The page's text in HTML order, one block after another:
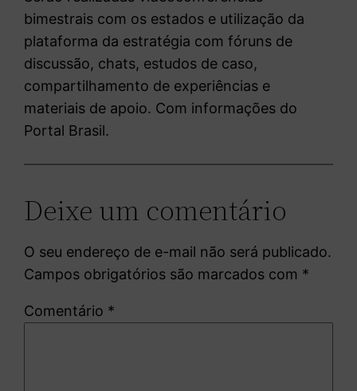
bimestrais com os estados e utilização da
plataforma da estratégia com fóruns de
discussão, chats, estudos de caso,
compartilhamento de experiências e
materiais de apoio. Com informações do
Portal Brasil.
Deixe um comentário
O seu endereço de e-mail não será publicado.
Campos obrigatórios são marcados com *
Comentário *